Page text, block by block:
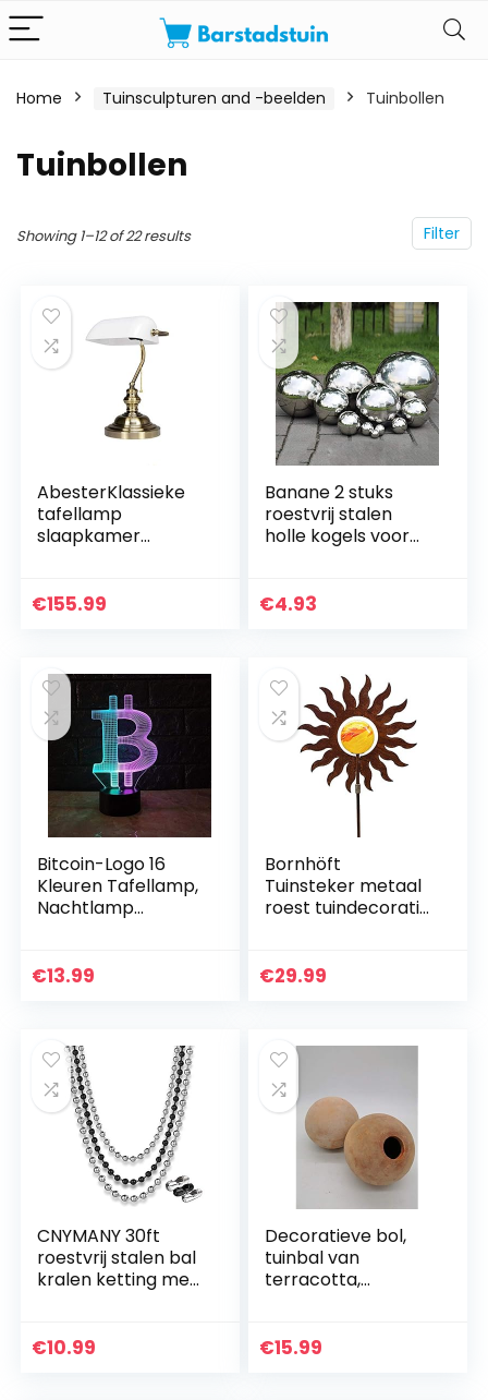
Home Tuinsculpturen and -beelden Tuinbollen
Tuinbollen
Filter
Showing 1–12 of 22 results
AbesterKlassieke
tafellamp
slaapkamer
tafellamp antieke
€155.99
Banane 2 stuks
roestvrij stalen
holle kogels voor
mm spiegel
€4.93
Bitcoin-Logo 16
Kleuren Tafellamp,
Nachtlamp
3D Kleur Usb
€13.99
Bornhöft
Tuinsteker metaal
roest tuindecoratie
bollen (zon)
€29.99
CNYMANY 30ft
roestvrij stalen bal
kralen ketting met
2.4mm zilveren bal
€10.99
Decoratieve bol,
tuinbal van
terracotta,
tuinfiguur decoratie
€15.99